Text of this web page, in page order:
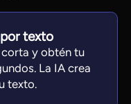
texto
y obtén tu
La IA crea
texto.